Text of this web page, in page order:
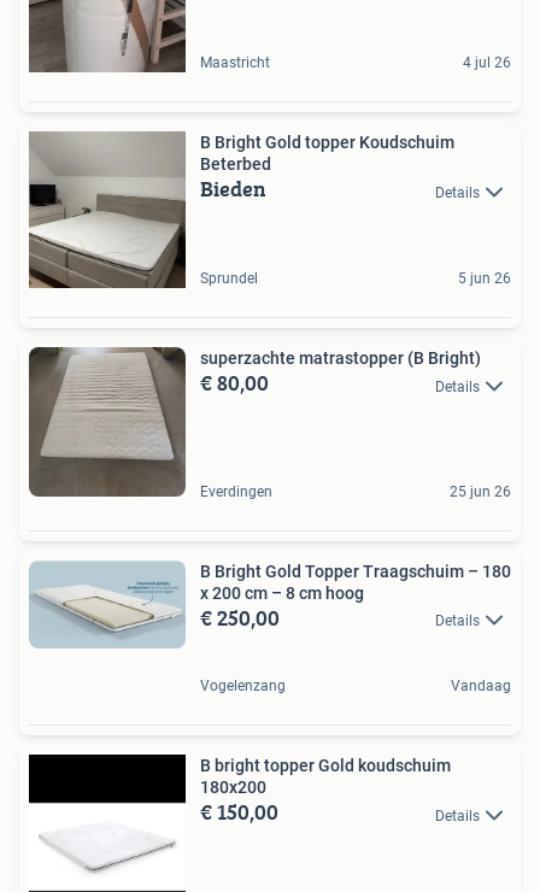
Maastricht 4 jul 26
B Bright Gold topper Koudschuim
Beterbed
Bieden Details
Sprundel 5 jun 26
superzachte matrastopper (B Bright)
€ 80,00 Details
Everdingen 25 jun 26
B Bright Gold Topper Traagschuim – 180
x 200 cm – 8 cm hoog
€ 250,00 Details
Vogelenzang Vandaag
B bright topper Gold koudschuim
180x200
€ 150,00 Details